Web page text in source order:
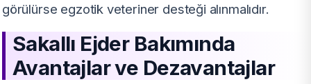
görülürse egzotik veteriner desteği alınmalıdır.
Sakallı Ejder Bakımında
Avantajlar ve Dezavantajlar